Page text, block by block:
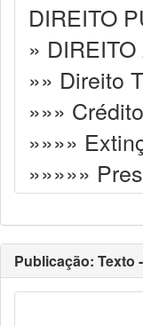
DIREITO
»
»» Direito
»»»
»»»»
»»»»»
Publicação: Texto